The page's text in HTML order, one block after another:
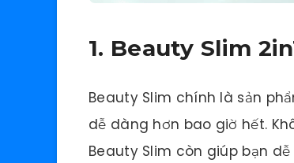
1. Beauty Slim
Beauty Slim chính là sản
dễ dàng hơn bao giờ hết.
Beauty Slim còn giúp bạn